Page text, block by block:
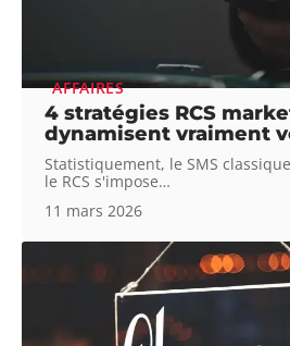
AFFAIRES
4 stratégies RCS
dynamisent vraiment
Statistiquement, le SMS
le RCS s'impose…
11 mars 2026